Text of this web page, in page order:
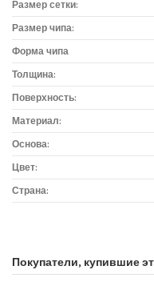
Размер сетки:
Размер чипа:
Форма чипа
Толщина:
Поверхность:
Материал:
Основа:
Цвет:
Страна:
1. Самовывоз из
Покупатели, купившие